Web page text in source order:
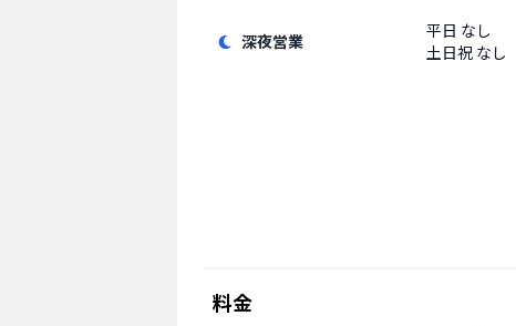
深夜営業 平日 なし
土日祝 なし
料金